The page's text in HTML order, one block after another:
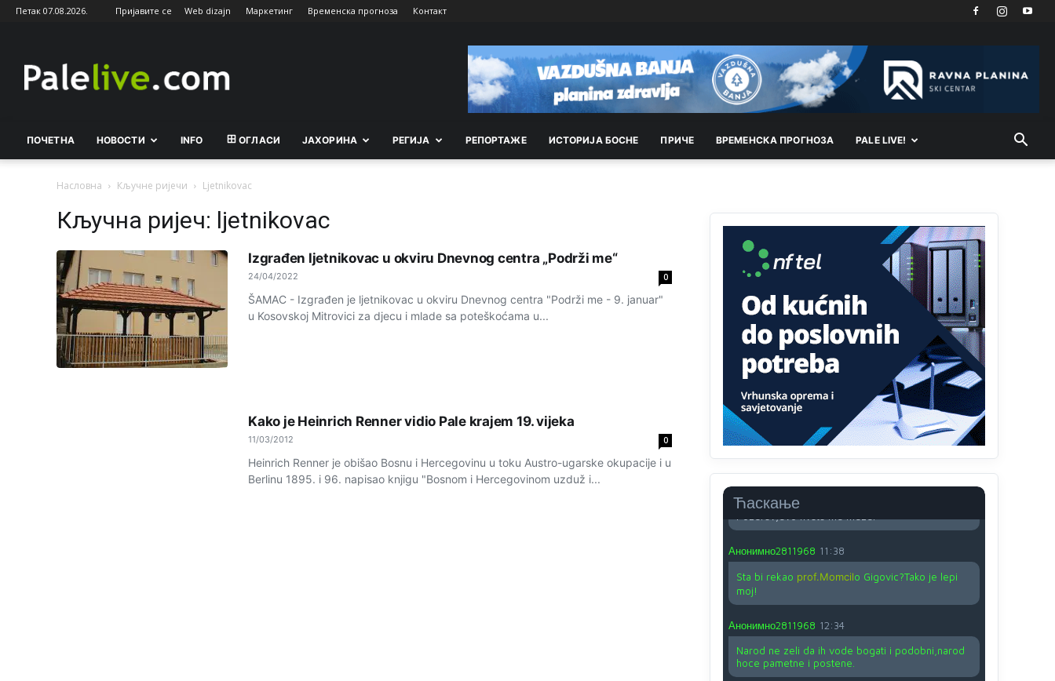
Петак 07.08.2026. Пријавите се Web dizajn Маркетинг Временска прогноза Контакт
ПОЧЕТНА НОВОСТИ INFO ОГЛАСИ ЈАХОРИНА РEГИЈА РEПОРТАЖE ИСТОРИЈА БОСНЕ ПРИЧЕ ВРEМEНСКА ПРОГНОЗА PALE LIVE!
Насловна Кључне ријечи Ljetnikovac
Кључна ријеч: ljetnikovac
Izgrađen ljetnikovac u okviru Dnevnog centra „Podrži me“
24/04/2022 0
ŠAMAC - Izgrađen je ljetnikovac u okviru Dnevnog centra "Podrži me - 9. januar"
u Kosovskoj Mitrovici za djecu i mlade sa poteškoćama u...
Kako je Heinrich Renner vidio Pale krajem 19. vijeka
11/03/2012 0
Heinrich Renner je obišao Bosnu i Hercegovinu u toku Austro-ugarske okupacije i u
Berlinu 1895. i 96. napisao knjigu "Bosnom i Hercegovinom uzduž i...
Ћаскање
Kuniocu ide q u guz...
Анонимно2808843 јуче
Анонимно2810587 11:11
vjeka,neko rece za Radovana i Ratka kaki su oni
srbi...i poce dalje da besjedi znam ja dobro sta je
bilo u Ag-ci...
Анонимно2810587
Proguglajte
Анонимно2810587 11:21
O kako su cudni lvi ljudi,uzeli bi sve da mogu...a
ja srce svima fajem,radujem se tudjoj sreci.I ko
ima i ko nema na iso ce mjesto leci!
Анонимно2810587
Nije u svijetu problem,nahraniti siromasnd,kako
nahraniti bogate!?
Анонимно2810587
Анонимно2811968 11:38
Sta bi rekao prof.Momcilo Gigovic?Tako je lepi
moj!
Анонимно2811968 12:34
Narod ne zeli da ih vode bogati i podobni,narod
hoce pametne i postene.